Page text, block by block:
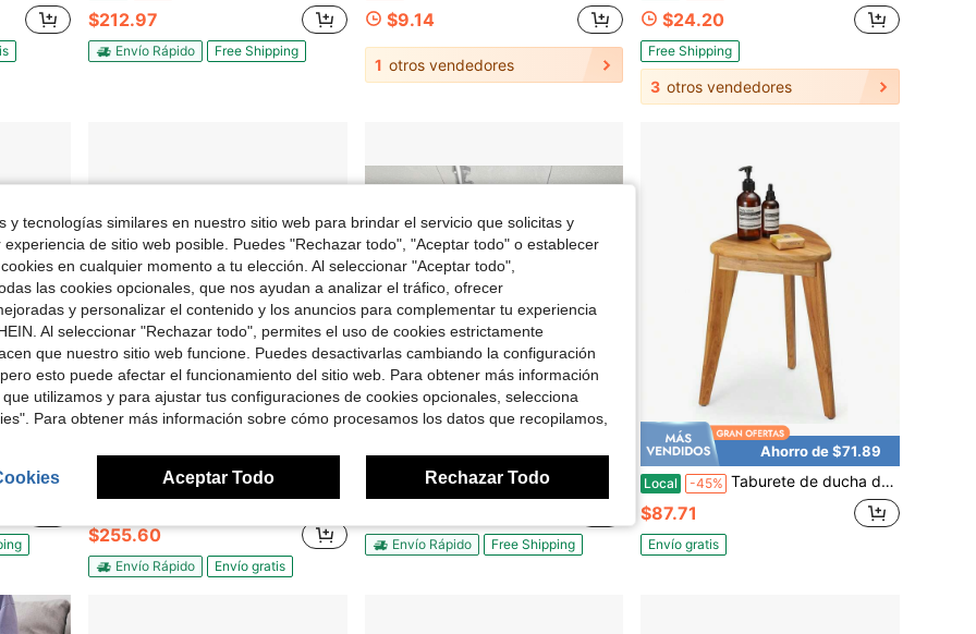
$212.97
Envío Rápido Free Shipping
$9.14
1 otros vendedores
$24.20
Free Shipping
3 otros vendedores
solo umbral con superficie antideslizante -43% Base de ducha versátil con acabado blanco y bordes redondeados suaves para uso residencial y comercial
$255.60
Envío Rápido Envío gratis
-45% Ataucjin Base de ducha de 48" L X 32" Ancho con drenaje de acero inoxidable, bandeja de ducha con textura antideslizante y drenaje central
Envío Rápido Free Shipping
Ahorro de $71.89
Local -45% Taburete de ducha de teca, reposapiés de ducha de 17'', taburete de esquina de ducha de teca impermeable para afeitarse, organizador de escalón de madera, soporte para plantas para sala de estar y baño
$87.71
Envío gratis
y tecnologías similares en nuestro sitio web para brindar el servicio que solicitas y
de sitio web posible. Puedes "Rechazar todo", "Aceptar todo" o establecer
en cualquier momento a tu elección. Al seleccionar "Aceptar todo",
las cookies opcionales, que nos ayudan a analizar el tráfico, ofrecer
y personalizar el contenido y los anuncios para complementar tu experiencia
Al seleccionar "Rechazar todo", permites el uso de cookies estrictamente
que nuestro sitio web funcione. Puedes desactivarlas cambiando la configuración
esto puede afectar el funcionamiento del sitio web. Para obtener más información
utilizamos y para ajustar tus configuraciones de cookies opcionales, selecciona
Para obtener más información sobre cómo procesamos los datos que recopilamos,
Aceptar Todo Rechazar Todo